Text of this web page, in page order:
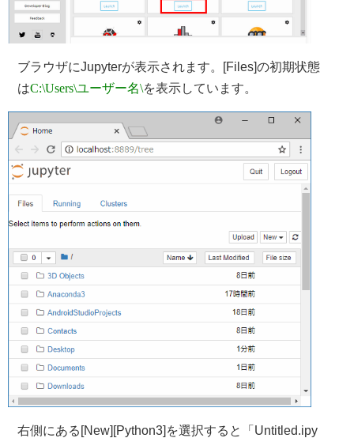
ブラウザにJupyterが表示されます。[Files]の初期状態
はC:\Users\ユーザー名\を表示しています。
右側にある[New][Python3]を選択すると「Untitled.ipy